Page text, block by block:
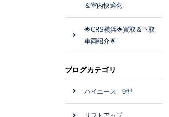
＆室内快適化
🌟CRS横浜🌟買取＆下取
車両紹介🌟
ブログカテゴリ
ハイエース 9型
リフトアップ